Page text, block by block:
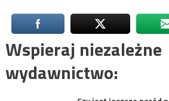
Wspieraj niezależne
wydawnictwo: